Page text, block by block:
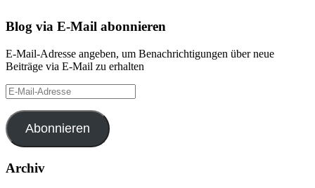
Blog via E-Mail abonnieren
E-Mail-Adresse angeben, um Benachrichtigungen über neue
Beiträge via E-Mail zu erhalten
E-
Mail-
Adresse
Abonnieren
Archiv